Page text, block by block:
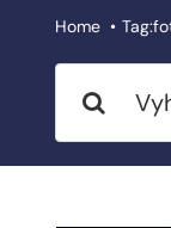
Home Tag:
for: